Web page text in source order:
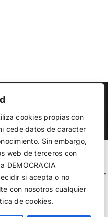
cookies propias con
cede datos de caracter
Sin embargo,
web de terceros con
DEMOCRACIA
si acepta o no
con nosotros cualquier
de cookies.
TwitterInstagram
in
wp-content/plugins/kn-
on line71
in
su uso y mejorar
todas las cookies,
sus preferencias.
todo